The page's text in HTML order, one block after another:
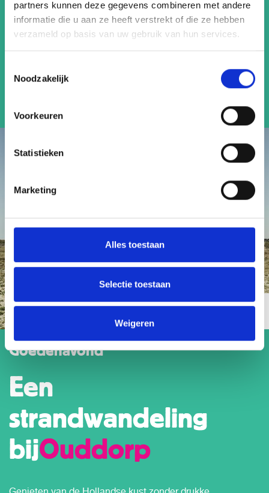
partners kunnen deze gegevens combineren met andere
informatie die u aan ze heeft verstrekt of die ze hebben
verzameld op basis van uw gebruik van hun services.
Noodzakelijk
Voorkeuren
Statistieken
Marketing
Alles toestaan
Selectie toestaan
Weigeren
water. In de herfst vind je er De Grote Schijn; een
spectaculaire lichtshow in het bos. Aanrader!
Goedenavond
Een
strandwandeling
bijOuddorp